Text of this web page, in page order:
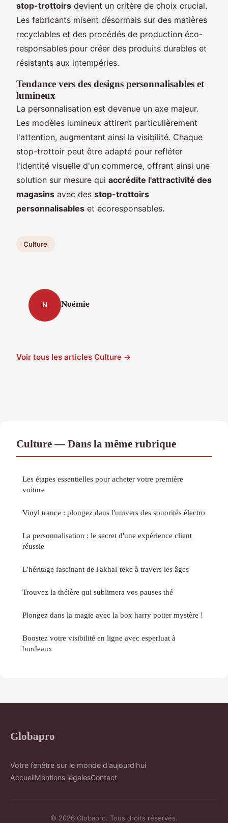
stop-trottoirs devient un critère de choix crucial.
Les fabricants misent désormais sur des matières
recyclables et des procédés de production éco-
responsables pour créer des produits durables et
résistants aux intempéries.
Tendance vers des designs personnalisables et
lumineux
La personnalisation est devenue un axe majeur.
Les modèles lumineux attirent particulièrement
l'attention, augmentant ainsi la visibilité. Chaque
stop-trottoir peut être adapté pour refléter
l'identité visuelle d'un commerce, offrant ainsi une
solution sur mesure qui accrédite l'attractivité des
magasins avec des stop-trottoirs
personnalisables et écoresponsables.
Culture
N Noémie
Voir tous les articles Culture →
Culture — Dans la même rubrique
Les étapes essentielles pour acheter votre première
voiture
Vinyl trance : plongez dans l'univers des sonorités électro
La personnalisation : le secret d'une expérience client
réussie
L'héritage fascinant de l'akhal-teke à travers les âges
Trouvez la théière qui sublimera vos pauses thé
Plongez dans la magie avec la box harry potter mystère !
Boostez votre visibilité en ligne avec esperluat à
bordeaux
Globapro
Votre fenêtre sur le monde d'aujourd'hui
AccueilMentions légalesContact
© 2026 Globapro. Tous droits réservés.